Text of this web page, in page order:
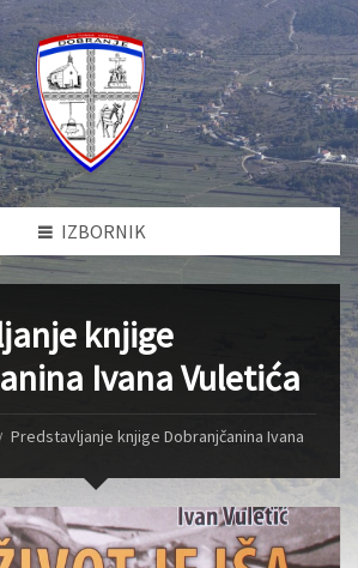
IZBORNIK
knjige
Ivana Vuletića
Predstavljanje knjige Dobranjčanina Ivana